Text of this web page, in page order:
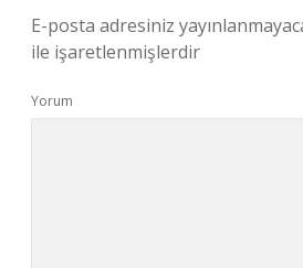
E-posta adresiniz
ile işaretlenmişlerdir
Yorum